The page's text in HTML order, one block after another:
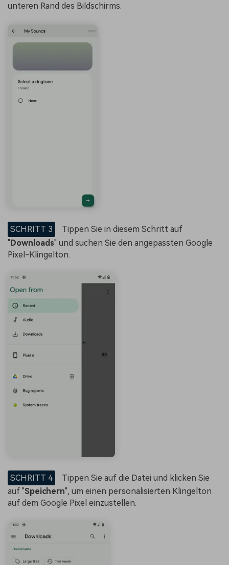
unteren Rand des Bildschirms.
SCHRITT 3
Tippen Sie in diesem Schritt auf
"Downloads" und suchen Sie den angepassten Google
Pixel-Klingelton.
SCHRITT 4
Tippen Sie auf die Datei und klicken Sie
auf "Speichern", um einen personalisierten Klingelton
auf dem Google Pixel einzustellen.